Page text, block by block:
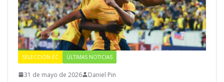
SELECCIÓN EC ÚLTIMAS NOTICIAS
31 de mayo de 2026 Daniel Pin